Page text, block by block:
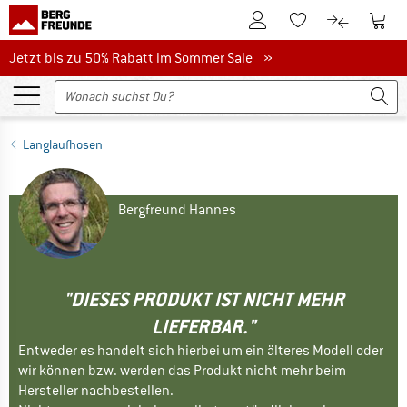
Zum KundenkontoZum Merkzettel.
Zum Zum
Jetzt bis zu 50% Rabatt im Sommer Sale
Jetzt bis zu 50% Rabatt im Sommer Sale »
Langlaufhosen
Bergfreund Hannes
"DIESES PRODUKT IST NICHT MEHR
LIEFERBAR."
Entweder es handelt sich hierbei um ein älteres Modell oder
wir können bzw. werden das Produkt nicht mehr beim
Hersteller nachbestellen.